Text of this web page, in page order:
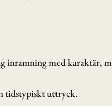
inramning med karaktär,
tidstypiskt uttryck.